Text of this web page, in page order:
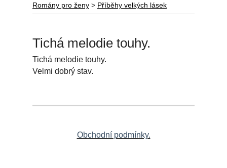
Romány pro ženy > Příběhy velkých lásek
Tichá melodie touhy.
Tichá melodie touhy.
Velmi dobrý stav.
Obchodní podmínky.